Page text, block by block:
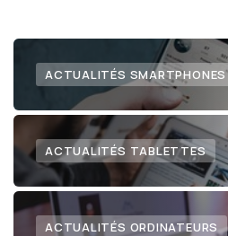
ACTUALITÉS SMARTPHONES
ACTUALITÉS TABLETTES
ACTUALITÉS ORDINATEURS